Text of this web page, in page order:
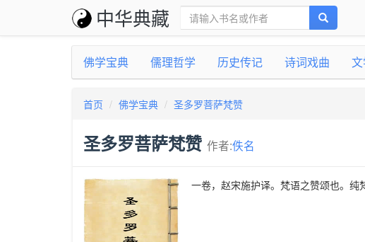
中华典藏
佛学宝典 儒理哲学 历史传记 诗词戏曲
首页 佛学宝典 圣多罗菩萨梵赞
圣多罗菩萨梵赞 作者:佚名
一卷，赵宋施护译。梵语之赞颂也。纯